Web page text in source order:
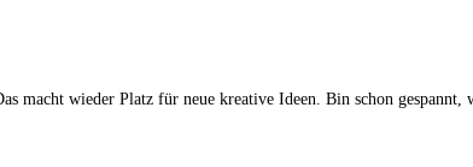
wieder Platz für neue kreative Ideen. Bin schon gespannt,